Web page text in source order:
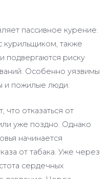
пассивное курение.
также
подвергаются риску
Особенно уязвимы
и пожилые люди.
что отказаться от
уже поздно. Однако
начинается
от табака. Уже через
сердечных